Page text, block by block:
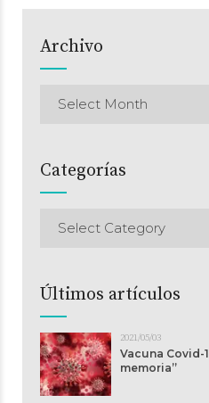
Archivo
Select Month
Categorías
Select Category
Últimos artículos
2021/05/03
Vacuna Covid-
memoria”